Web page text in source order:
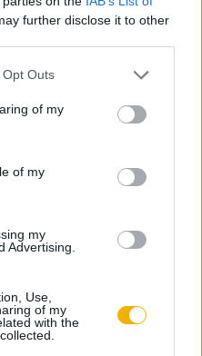
further disclose it to other
uses one or more Google
behaviour. You may click to
and its third-party tags to
purposes in below Google
Outs
of my
of my
my
Advertising.
Use,
of my
with the
Ft-ba kerül. Próbálja
200 FT-ÉRT
fiókkal, kattintson ide: